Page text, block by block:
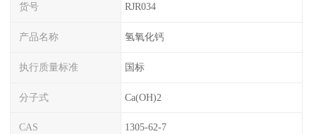
货号 RJR034
产品名称 氢氧化钙
执行质量标准 国标
分子式 Ca(OH)2
CAS 1305-62-7